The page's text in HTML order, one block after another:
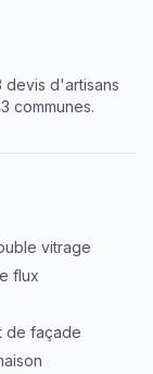
devis d'artisans
communes.
vitrage
flux
de façade